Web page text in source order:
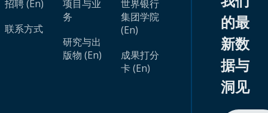
招聘 (En)
联系方式
项目与业
务
研究与出
版物 (En)
世界银行
集团学院
(En)
成果打分
卡 (En)
的最
新数
据与
洞见